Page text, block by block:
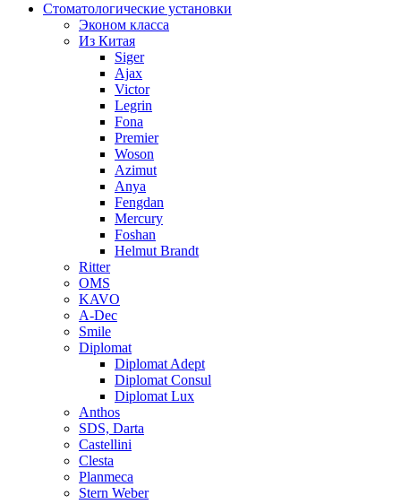
Стоматологические установки
Эконом класса
Из Китая
Siger
Ajax
Victor
Legrin
Fona
Premier
Woson
Azimut
Anya
Fengdan
Mercury
Foshan
Helmut Brandt
Ritter
OMS
KAVO
A-Dec
Smile
Diplomat
Diplomat Adept
Diplomat Consul
Diplomat Lux
Anthos
SDS, Darta
Castellini
Clesta
Planmeca
Stern Weber